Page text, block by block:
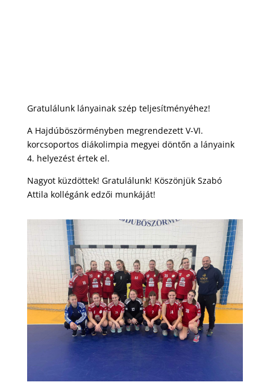
Gratulálunk lányainak szép teljesítményéhez!
A Hajdúböszörményben megrendezett V-VI.
korcsoportos diákolimpia megyei döntőn a lányaink
4. helyezést értek el.
Nagyot küzdöttek! Gratulálunk! Köszönjük Szabó
Attila kollégánk edzői munkáját!